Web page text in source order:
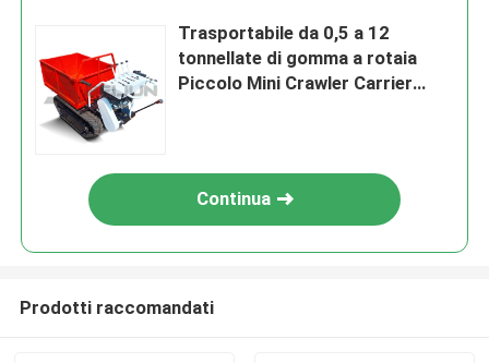
Trasportabile da 0,5 a 12
tonnellate di gomma a rotaia
Piccolo Mini Crawler Carrier
Continua
Prodotti raccomandati